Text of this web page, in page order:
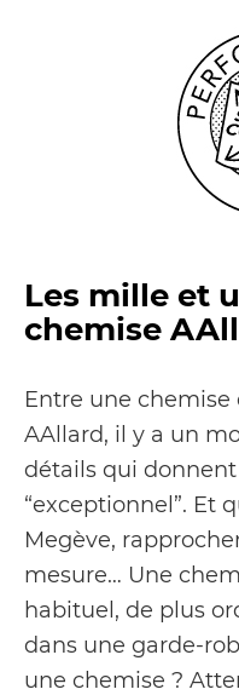
Les mille et
chemise
Entre une
AAllard, il y a un
détails qui
“exceptionnel”. Et
Megève,
mesure… Une
habituel, de plus
dans une garde-
une chemise ?